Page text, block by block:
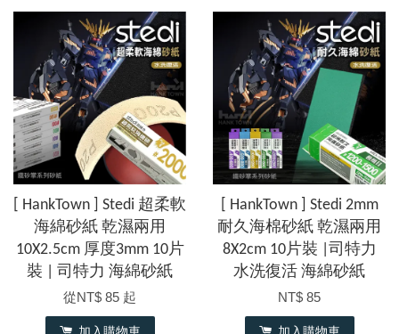
[ HankTown ] Stedi 超柔軟
海綿砂紙 乾濕兩用
10X2.5cm 厚度3mm 10片
裝 | 司特力 海綿砂紙
從NT$ 85 起
[ HankTown ] Stedi 2mm
耐久海棉砂紙 乾濕兩用
8X2cm 10片裝 |司特力
水洗復活 海綿砂紙
NT$ 85